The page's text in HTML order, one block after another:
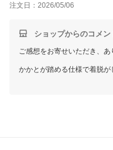
注文日：2026/05/06
ショップからのコメン
ご感想をお寄せいただき、あ
かかとが踏める仕様で着脱が